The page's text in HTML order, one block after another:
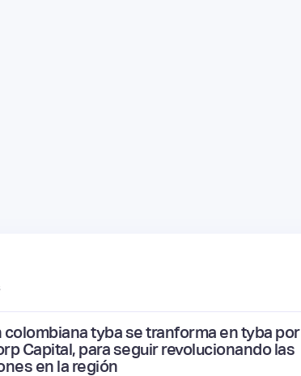
colombiana tyba se tranforma en tyba por
Capital, para seguir revolucionando las
en la región